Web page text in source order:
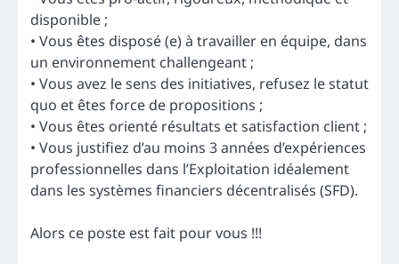
disponible ;
• Vous êtes disposé (e) à travailler en équipe, dans
un environnement challengeant ;
• Vous avez le sens des initiatives, refusez le statut
quo et êtes force de propositions ;
• Vous êtes orienté résultats et satisfaction client ;
• Vous justifiez d’au moins 3 années d’expériences
professionnelles dans l’Exploitation idéalement
dans les systèmes financiers décentralisés (SFD).
Alors ce poste est fait pour vous !!!